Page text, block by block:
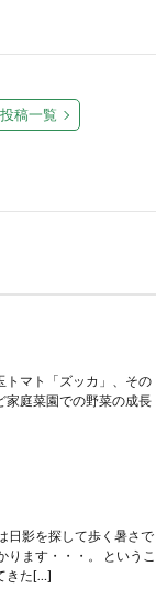
投稿一覧
トマト「ズッカ」、その
家庭菜園での野菜の成長
日影を探して歩く暑さで
ります・・・。 というこ
きた[…]